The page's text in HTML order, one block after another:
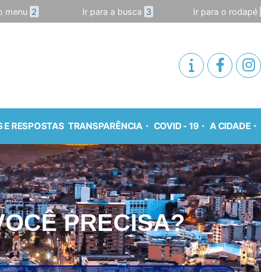
menu 2 Ir para a busca 3 Ir para o rodapé
E RESPOSTAS TRANSPARÊNCIA COVID - 19 A CIDADE
PRECISA?